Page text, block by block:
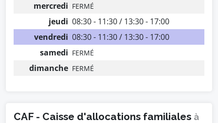
mercredi FERMÉ
jeudi 08:30 - 11:30 / 13:30 - 17:00
vendredi 08:30 - 11:30 / 13:30 - 17:00
samedi FERMÉ
dimanche FERMÉ
CAF - Caisse d'allocations familiales à